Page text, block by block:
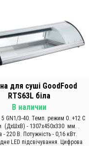
для суші GoodFood
RTS63L біла
В наличии
- 5 GN1/3-40. Темп. режим 0..+12 C
(ДхШхВ) - 1307х450х330 мм. .
- 220 В. Потужність - 0,16 кВт.
LED підсвічування. Цифрова